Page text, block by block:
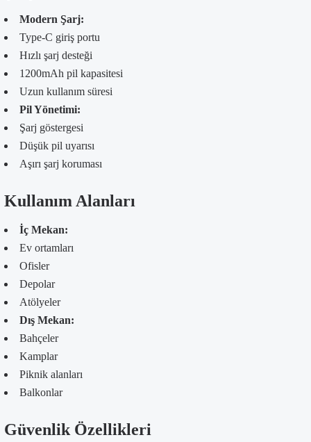
Modern Şarj:
Type-C giriş portu
Hızlı şarj desteği
1200mAh pil kapasitesi
Uzun kullanım süresi
Pil Yönetimi:
Şarj göstergesi
Düşük pil uyarısı
Aşırı şarj koruması
Kullanım Alanları
İç Mekan:
Ev ortamları
Ofisler
Depolar
Atölyeler
Dış Mekan:
Bahçeler
Kamplar
Piknik alanları
Balkonlar
Güvenlik Özellikleri